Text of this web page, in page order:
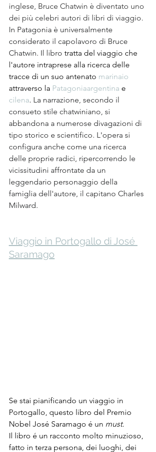
inglese, Bruce Chatwin è diventato uno
dei più celebri autori di libri di viaggio.
In Patagonia è universalmente
considerato il capolavoro di Bruce
Chatwin. Il libro tratta del viaggio che
l'autore intraprese alla ricerca delle
tracce di un suo antenato marinaio
attraverso la Patagoniaargentina e
cilena. La narrazione, secondo il
consueto stile chatwiniano, si
abbandona a numerose divagazioni di
tipo storico e scientifico. L'opera si
configura anche come una ricerca
delle proprie radici, ripercorrendo le
vicissitudini affrontate da un
leggendario personaggio della
famiglia dell'autore, il capitano Charles
Milward.
Viaggio in Portogallo di José
Saramago
Se stai pianificando un viaggio in
Portogallo, questo libro del Premio
Nobel José Saramago é un must.
Il libro é un racconto molto minuzioso,
fatto in terza persona, dei luoghi, dei